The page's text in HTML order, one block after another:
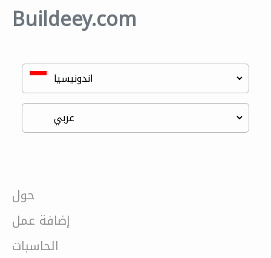
Buildeey.com
حول
إضافة عمل
الحاسبات